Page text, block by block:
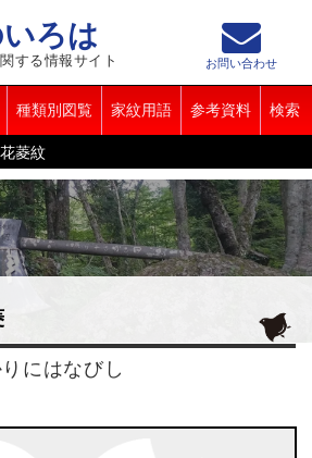
ろは
する情報サイト
種類別図覧 家紋用語 参考資料 検索
お問い合わせ
菱紋
にはなびし